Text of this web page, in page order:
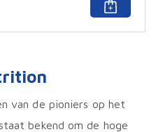
is:
van de pioniers op het
bekend om de hoge